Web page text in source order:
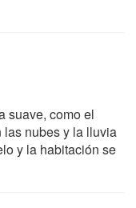
suave, como el
nubes y la lluvia
y la habitación se